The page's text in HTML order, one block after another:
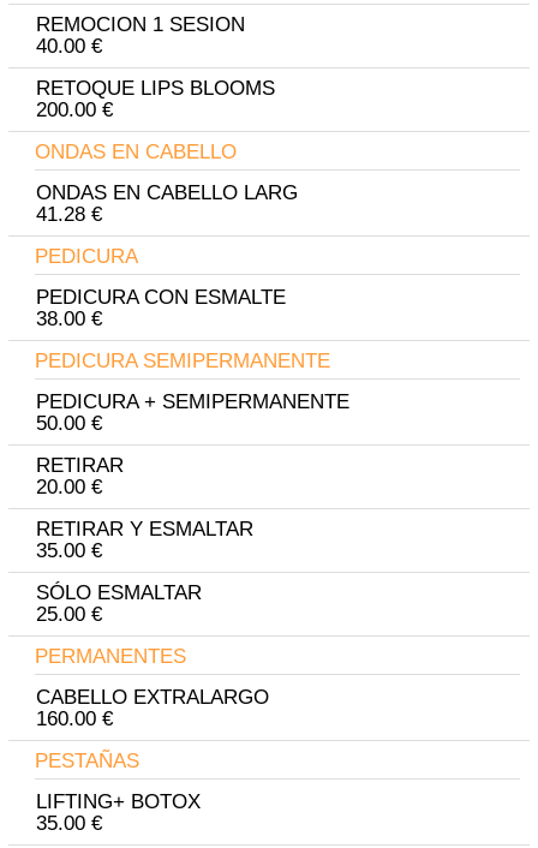
REMOCION 1 SESION
40.00 €
RETOQUE LIPS BLOOMS
200.00 €
ONDAS EN CABELLO
ONDAS EN CABELLO LARG
41.28 €
PEDICURA
PEDICURA CON ESMALTE
38.00 €
PEDICURA SEMIPERMANENTE
PEDICURA + SEMIPERMANENTE
50.00 €
RETIRAR
20.00 €
RETIRAR Y ESMALTAR
35.00 €
SÓLO ESMALTAR
25.00 €
PERMANENTES
CABELLO EXTRALARGO
160.00 €
PESTAÑAS
LIFTING+ BOTOX
35.00 €